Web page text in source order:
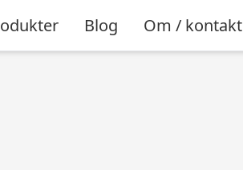
Blog Om / kontakt